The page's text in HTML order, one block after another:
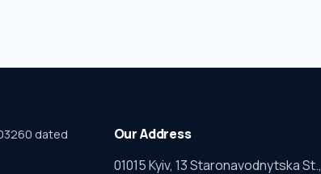
dated
Our Address
01015 Kyiv, 13 Staronavodnytska St.,